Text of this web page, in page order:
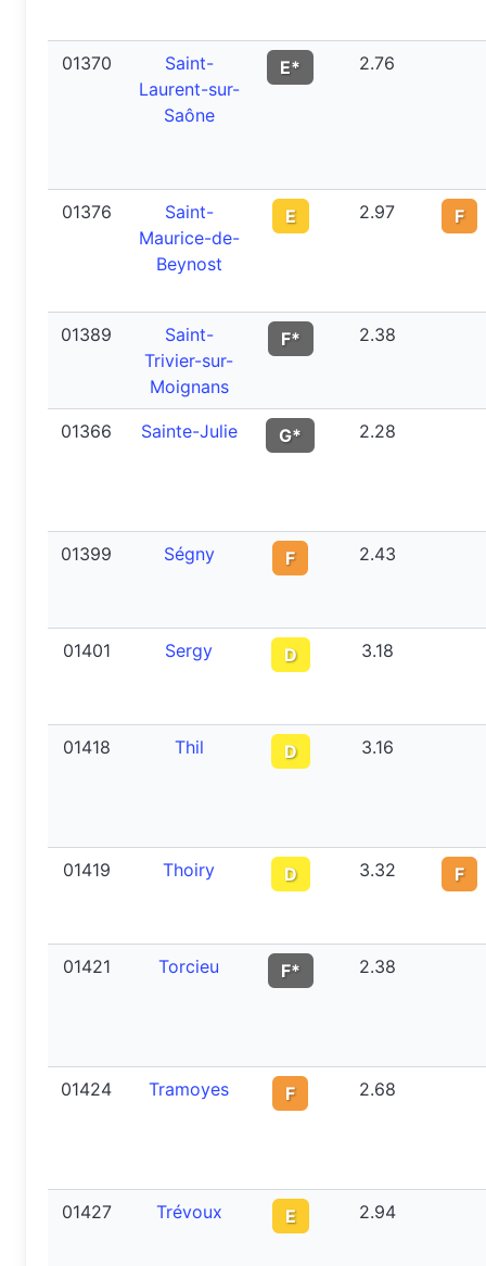
01370
Saint-
Laurent-sur-
Saône
E* 2.76
01376
Saint-
Maurice-de-
Beynost
E 2.97 F
01389
Saint-
Trivier-sur-
Moignans
F* 2.38
01366 Sainte-Julie G* 2.28
01399 Ségny F 2.43
01401 Sergy D 3.18
01418 Thil D 3.16
01419 Thoiry D 3.32 F
01421 Torcieu F* 2.38
01424 Tramoyes F 2.68
01427 Trévoux E 2.94